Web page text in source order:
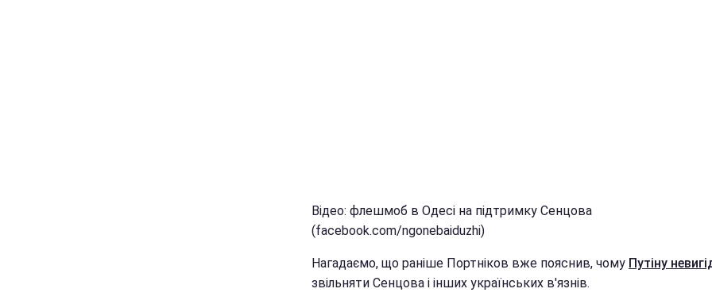
Відео: флешмоб в Одесі на підтримку Сенцова
(facebook.com/ngonebaiduzhi)
Нагадаємо, що раніше Портніков вже пояснив, чому Путіну
звільняти Сенцова і інших українських в'язнів.